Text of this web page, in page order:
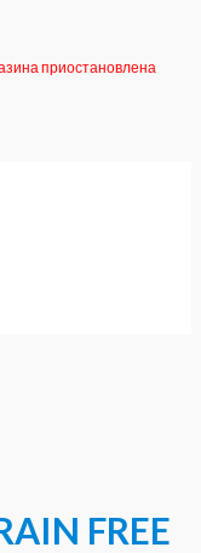
приостановлена
FREE